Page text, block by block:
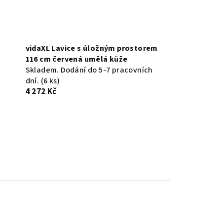
vidaXL Lavice s úložným prostorem
116 cm červená umělá kůže
Skladem. Dodání do 5-7 pracovních
dní. (6 ks)
4 272 Kč